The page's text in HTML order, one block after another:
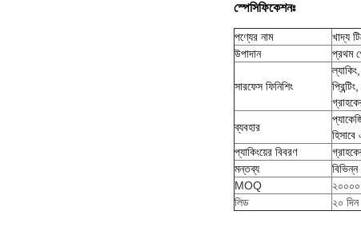
স্পেসিফিকেশনঃ
পণ্যের নাম
খাদ্য
উপাদান
প্রথম
সারফেস ফিনিশিং
ব্যবহার
প্যাকিংয়ের বিবরণ
মন্তব্য
MOQ
২০০০০
লিড
২০ দিন